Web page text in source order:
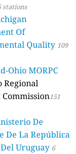
stations
Of
Quality 109
Ohio MORPC
Regional
151
De
De La República
Uruguay 6